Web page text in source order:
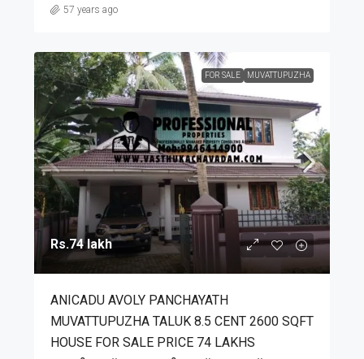
57 years ago
FOR SALE MUVATTUPUZHA
Rs.74 lakh
ANICADU AVOLY PANCHAYATH
MUVATTUPUZHA TALUK 8.5 CENT 2600 SQFT
HOUSE FOR SALE PRICE 74 LAKHS